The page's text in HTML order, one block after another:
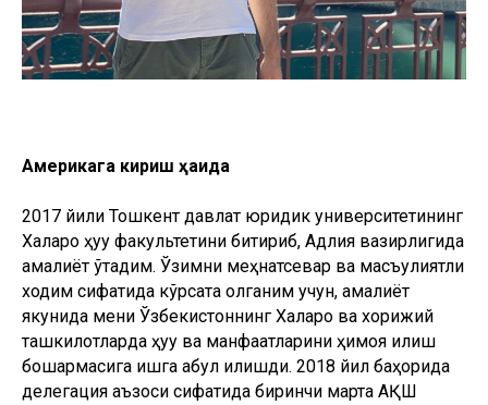
Америкага кириш ҳақида
2017 йили Тошкент давлат юридик университетининг
Халқаро ҳуқуқ факультетини битириб, Адлия вазирлигида
амалиёт ўтадим. Ўзимни меҳнатсевар ва масъулиятли
ходим сифатида кўрсата олганим учун, амалиёт
якунида мени Ўзбекистоннинг Халқаро ва хорижий
ташкилотларда ҳуқуқ ва манфаатларини ҳимоя қилиш
бошқармасига ишга қабул қилишди. 2018 йил баҳорида
делегация аъзоси сифатида биринчи марта АҚШ